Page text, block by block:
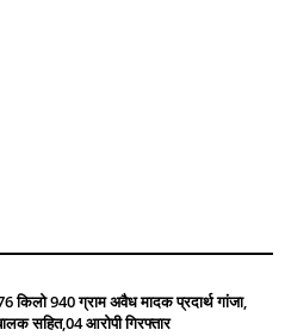
किलो 940 ग्राम अवैध मादक प्रदार्थ गांजा,
सहित,04 आरोपी गिरफ्तार